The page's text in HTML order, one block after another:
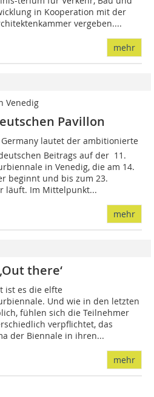
in Kooperation mit der
vergeben....
mehr
Venedig
Pavillon
Germany lautet der ambitionierte
Beitrags auf der 11.
in Venedig, die am 14.
beginnt und bis zum 23.
läuft. Im Mittelpunkt...
mehr
there‘
ist es die elfte
Und wie in den letzten
fühlen sich die Teilnehmer
verpflichtet, das
der Biennale in ihren...
mehr